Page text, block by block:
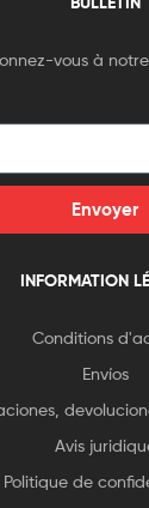
vous à
Envoyer
INFORMATION
Conditions
Envíos
Avis
Politique de